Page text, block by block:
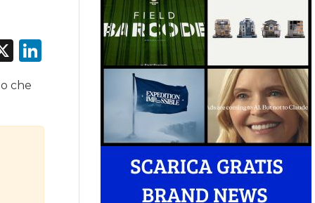
X LinkedIn
che